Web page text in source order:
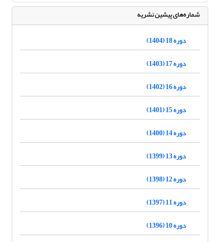
شماره‌های پیشین نشریه
دوره 18 (1404)
دوره 17 (1403)
دوره 16 (1402)
دوره 15 (1401)
دوره 14 (1400)
دوره 13 (1399)
دوره 12 (1398)
دوره 11 (1397)
دوره 10 (1396)